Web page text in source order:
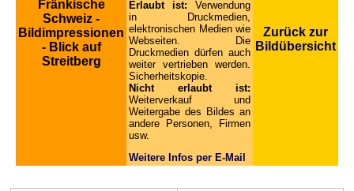
Fränkische
Schweiz -
Bildimpressionen
- Blick auf
Streitberg
Erlaubt ist: Verwendung
in Druckmedien,
elektronischen Medien wie
Webseiten. Die
Druckmedien dürfen auch
weiter vertrieben werden.
Sicherheitskopie.
Nicht erlaubt ist:
Weiterverkauf und
Weitergabe des Bildes an
andere Personen, Firmen
usw.
Weitere Infos per E-Mail
Zurück zur
Bildübersicht